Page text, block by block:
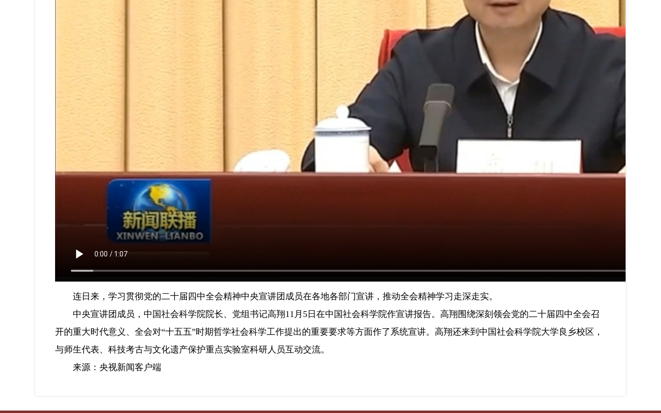
连日来，学习贯彻党的二十届四中全会精神中央宣讲团成员在各地各部门宣讲，推动全会精神学习走深走实。
中央宣讲团成员，中国社会科学院院长、党组书记高翔11月5日在中国社会科学院作宣讲报告。高翔围绕深刻领会党的二十届四中全会召
开的重大时代意义、全会对“十五五”时期哲学社会科学工作提出的重要要求等方面作了系统宣讲。高翔还来到中国社会科学院大学良乡校区，
与师生代表、科技考古与文化遗产保护重点实验室科研人员互动交流。
来源：央视新闻客户端